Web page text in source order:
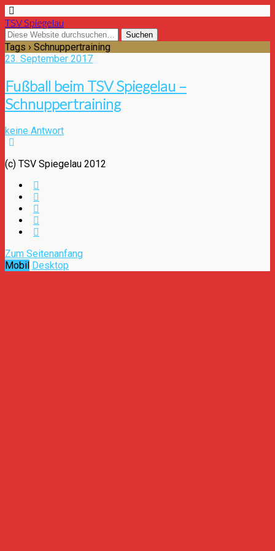
TSV Spiegelau
Tags › Schnuppertraining
23. September 2017
Fußball beim TSV Spiegelau –
Schnuppertraining
keine Antwort
(c) TSV Spiegelau 2012
Zum Seitenanfang
Mobil Desktop